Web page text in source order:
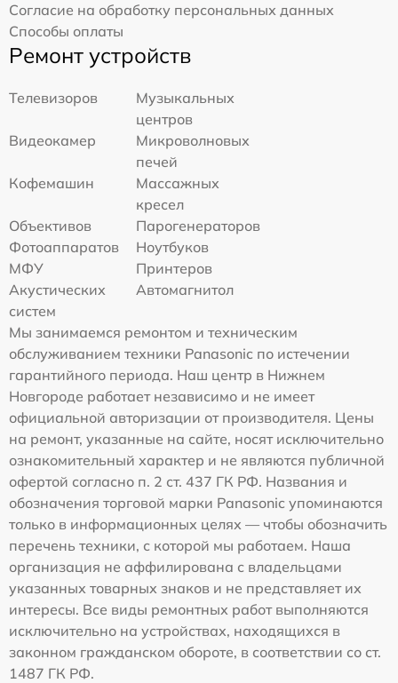
Согласие на обработку персональных данных
Способы оплаты
Ремонт устройств
Телевизоров
Музыкальных
центров
Видеокамер
Микроволновых
печей
Кофемашин
Массажных
кресел
Объективов
Парогенераторов
Фотоаппаратов
Ноутбуков
МФУ
Принтеров
Акустических
систем
Автомагнитол
Мы занимаемся ремонтом и техническим
обслуживанием техники Panasonic по истечении
гарантийного периода. Наш центр в Нижнем
Новгороде работает независимо и не имеет
официальной авторизации от производителя. Цены
на ремонт, указанные на сайте, носят исключительно
ознакомительный характер и не являются публичной
офертой согласно п. 2 ст. 437 ГК РФ. Названия и
обозначения торговой марки Panasonic упоминаются
только в информационных целях — чтобы обозначить
перечень техники, с которой мы работаем. Наша
организация не аффилирована с владельцами
указанных товарных знаков и не представляет их
интересы. Все виды ремонтных работ выполняются
исключительно на устройствах, находящихся в
законном гражданском обороте, в соответствии со ст.
1487 ГК РФ.